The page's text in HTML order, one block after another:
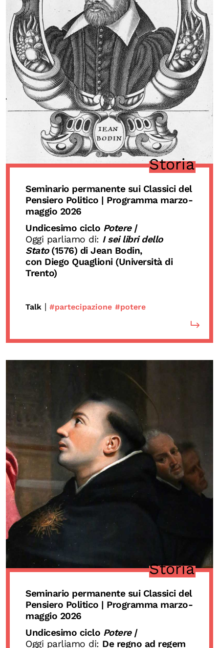
Storia
Seminario permanente sui Classici del
Pensiero Politico | Programma marzo-
maggio 2026
Undicesimo ciclo Potere |
Oggi parliamo di: I sei libri dello
Stato(1576) di Jean Bodin,
con Diego Quaglioni (Università di
Trento)
Talk | #partecipazione #potere
Storia
Seminario permanente sui Classici del
Pensiero Politico | Programma marzo-
maggio 2026
Undicesimo ciclo Potere |
Oggi parliamo di: De regno ad regem